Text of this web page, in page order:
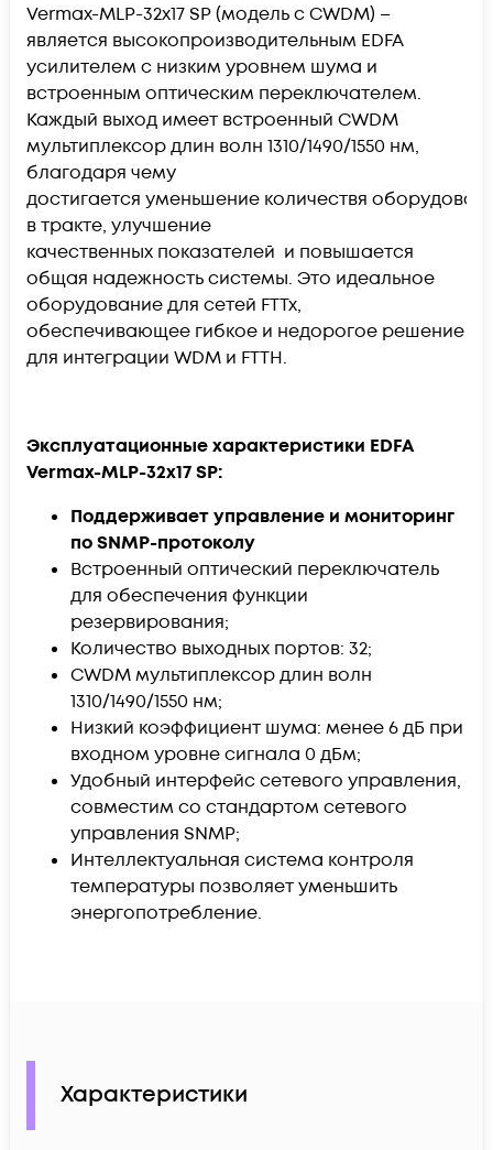
Vermax-MLP-32x17 SP (модель с CWDM) –
является высокопроизводительным EDFA
усилителем с низким уровнем шума и
встроенным оптическим переключателем.
Каждый выход имеет встроенный CWDM
мультиплексор длин волн 1310/1490/1550 нм,
благодаря чему
достигается уменьшение количествя
в тракте, улучшение
качественных показателей и повышается
общая надежность системы. Это идеальное
оборудование для сетей FTTx,
обеспечивающее гибкое и недорогое решение
для интеграции WDM и FTTH.
Эксплуатационные характеристики EDFA
Vermax-MLP-32x17 SP:
Поддерживает управление и мониторинг
по SNMP-протоколу
Встроенный оптический переключатель
для обеспечения функции
резервирования;
Количество выходных портов: 32;
CWDM мультиплексор длин волн
1310/1490/1550 нм;
Низкий коэффициент шума: менее 6 дБ при
входном уровне сигнала 0 дБм;
Удобный интерфейс сетевого управления,
совместим со стандартом сетевого
управления SNMP;
Интеллектуальная система контроля
температуры позволяет уменьшить
энергопотребление.
Характеристики